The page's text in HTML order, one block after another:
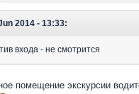
2014 - 13:33:
входа - не смотрится
помещение экскурсии